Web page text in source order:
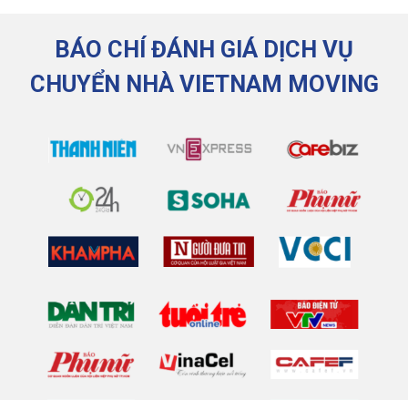
BÁO CHÍ ĐÁNH GIÁ DỊCH VỤ
CHUYỂN NHÀ VIETNAM MOVING